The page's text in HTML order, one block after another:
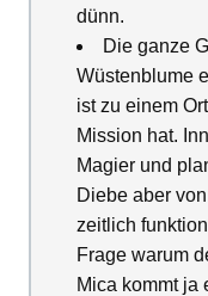
dünn.
Die ganze
Wüstenblume
ist zu einem
Mission hat.
Magier und
Diebe aber
zeitlich
Frage warum
Mica kommt ja